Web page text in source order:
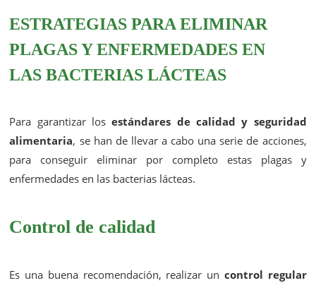
ESTRATEGIAS PARA ELIMINAR
PLAGAS Y ENFERMEDADES EN
LAS BACTERIAS LÁCTEAS
Para garantizar losestándares de calidad y seguridad
alimentaria, se han de llevar a cabo una serie de acciones,
para conseguir eliminar por completo estas plagas y
enfermedades en las bacterias lácteas.
Control de calidad
Es una buena recomendación, realizar un control regular